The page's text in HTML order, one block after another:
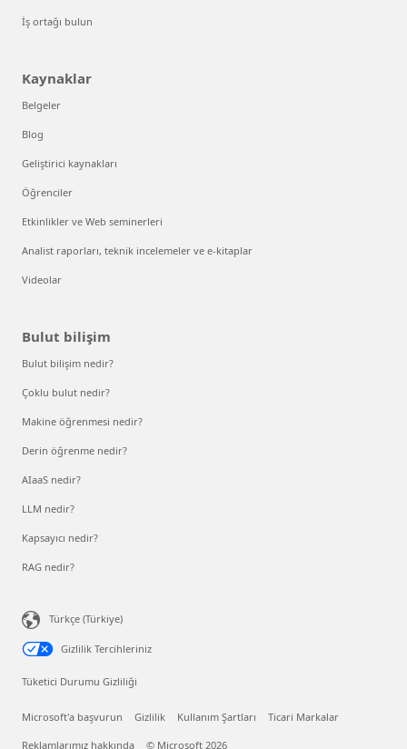
İş ortağı bulun
Kaynaklar
Belgeler
Blog
Geliştirici kaynakları
Öğrenciler
Etkinlikler ve Web seminerleri
Analist raporları, teknik incelemeler ve e-kitaplar
Videolar
Bulut bilişim
Bulut bilişim nedir?
Çoklu bulut nedir?
Makine öğrenmesi nedir?
Derin öğrenme nedir?
AIaaS nedir?
LLM nedir?
Kapsayıcı nedir?
RAG nedir?
Türkçe (Türkiye)
Gizlilik Tercihleriniz
Tüketici Durumu Gizliliği
Microsoft'a başvurun Gizlilik Kullanım Şartları Ticari Markalar
Reklamlarımız hakkında © Microsoft 2026